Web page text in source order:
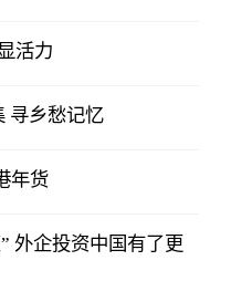
活力
寻乡愁记忆
年货
外企投资中国有了更